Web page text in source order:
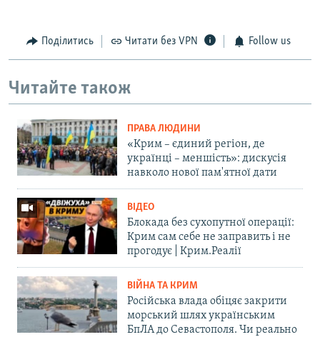
Поділитись Читати без VPN Follow us
Читайте також
ПРАВА ЛЮДИНИ
«Крим – єдиний регіон, де
українці – меншість»: дискусія
навколо нової пам'ятної дати
ВІДЕО
Блокада без сухопутної операції:
Крим сам себе не заправить і не
прогодує | Крим.Реалії
ВІЙНА ТА КРИМ
Російська влада обіцяє закрити
морський шлях українським
БпЛА до Севастополя. Чи реально